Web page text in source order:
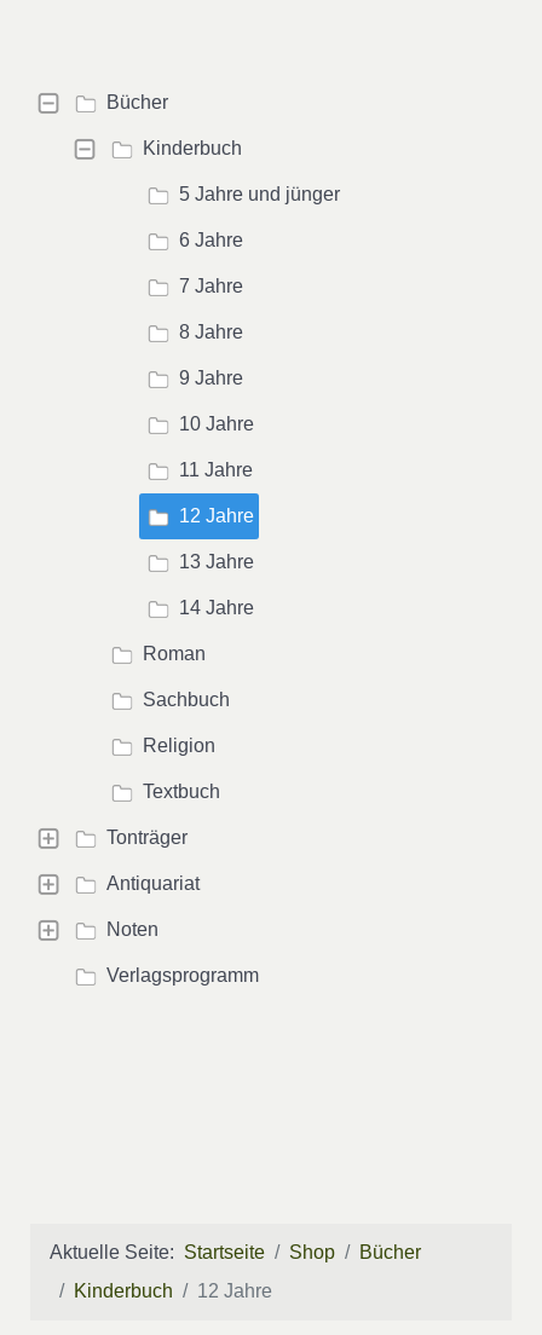
Bücher
Kinderbuch
5 Jahre und jünger
6 Jahre
7 Jahre
8 Jahre
9 Jahre
10 Jahre
11 Jahre
12 Jahre
13 Jahre
14 Jahre
Roman
Sachbuch
Religion
Textbuch
Tonträger
Antiquariat
Noten
Verlagsprogramm
Aktuelle Seite: Startseite Shop
Bücher
Kinderbuch
12 Jahre